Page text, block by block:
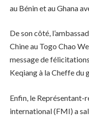
au Bénin et au Ghana
De son côté,
Chine au Togo Chao
message de
Keqiang à la Cheffe du
Enfin, le Représentant-
international (FMI) a